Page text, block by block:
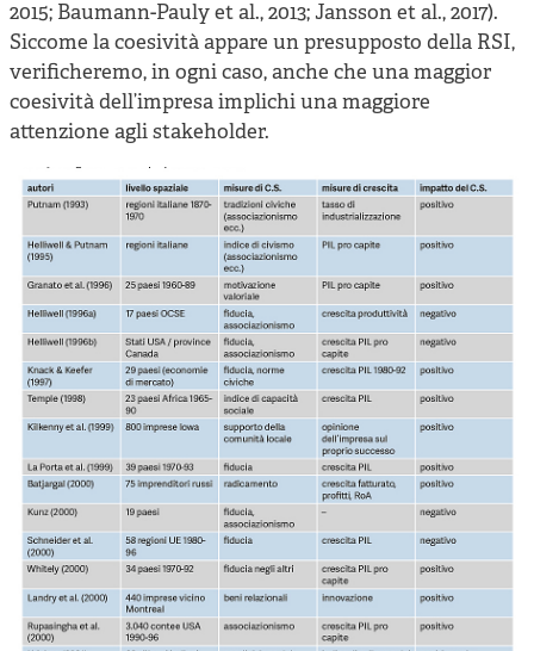
2015; Baumann-Pauly et al., 2013; Jansson et al., 2017).
Siccome la coesività appare un presupposto della RSI,
verificheremo, in ogni caso, anche che una maggior
coesività dell’impresa implichi una maggiore
attenzione agli stakeholder.